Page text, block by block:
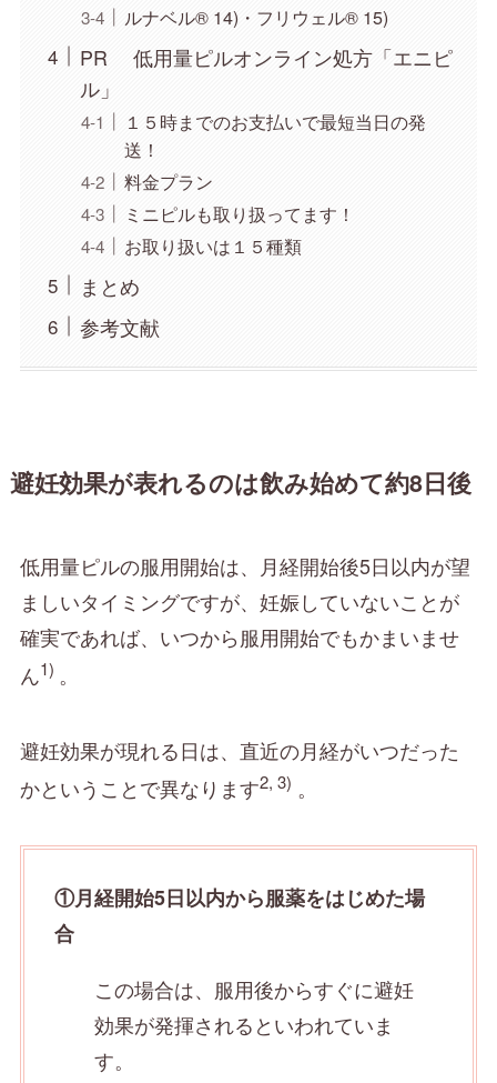
ルナベル® 14)・フリウェル® 15)
PR 低用量ピルオンライン処方「エニピ
ル」
１５時までのお支払いで最短当日の発
送！
料金プラン
ミニピルも取り扱ってます！
お取り扱いは１５種類
まとめ
参考文献
避妊効果が表れるのは飲み始めて約8日後
低用量ピルの服用開始は、月経開始後5日以内が望
ましいタイミングですが、妊娠していないことが
確実であれば、いつから服用開始でもかまいませ
ん1) 。
避妊効果が現れる日は、直近の月経がいつだった
かということで異なります2, 3) 。
①月経開始5日以内から服薬をはじめた場
合
この場合は、服用後からすぐに避妊
効果が発揮されるといわれていま
す。